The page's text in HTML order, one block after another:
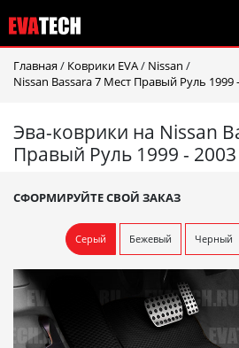
Главная / Коврики EVA/ Nissan /
Nissan Bassara 7 Мест Правый Руль 1999
Эва-коврики на Nissan
Правый Руль 1999 - 2003
СФОРМИРУЙТЕ СВОЙ ЗАКАЗ
Серый Бежевый Черный